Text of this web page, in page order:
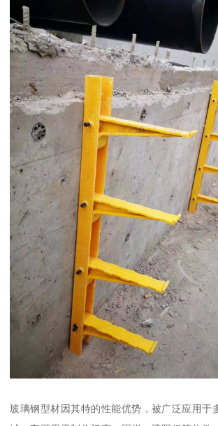
玻璃钢型材因其特的性能优势，被广泛应用于